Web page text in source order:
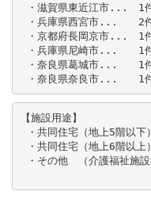
・滋賀県東近江市...　1
・兵庫県西宮市...　　2
・京都府長岡京市...　1
・兵庫県尼崎市...　　1
・奈良県葛城市...　　1
・奈良県奈良市...　　1
【施設用途】
・共同住宅（地上5階以
・共同住宅（地上6階以
・その他　（介護福祉施
...　